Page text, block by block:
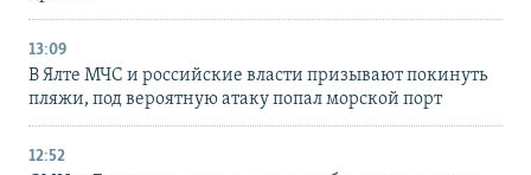
13:09
В Ялте МЧС и российские власти призывают покинуть
пляжи, под вероятную атаку попал морской порт
12:52